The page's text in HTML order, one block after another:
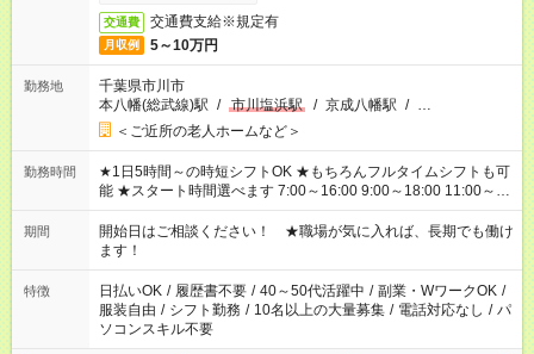
交通費 交通費支給※規定有
月収例 5～10万円
勤務地
千葉県市川市
本八幡(総武線)駅 / 市川塩浜駅 / 京成八幡駅 / …
＜ご近所の老人ホームなど＞
勤務時間
★1日5時間～の時短シフトOK ★もちろんフルタイムシフトも可
能 ★スタート時間選べます 7:00～16:00 9:00～18:00 11:00～
20:00 など 残業なし！ ※Wワークの場合、他のお仕事と合わせ
週40時間超の就業はご案内できません ※法令に基づき、週20時
間以上勤務は社会保険への加入対象となります ※労働者派遣法
（日雇い派遣の原則禁止）により、短時間・短期間の就業はご
案内が難しい場合があります
期間
開始日はご相談ください！ ★職場が気に入れば、長期でも働け
ます！
特徴 日払いOK / 履歴書不要 / 40～50代活躍中 / 副業・WワークOK /
服装自由 / シフト勤務 / 10名以上の大量募集 / 電話対応なし / パ
ソコンスキル不要